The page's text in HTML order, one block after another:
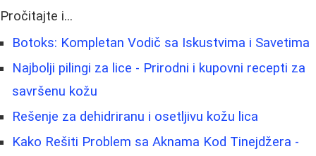
Pročitajte i...
Botoks: Kompletan Vodič sa Iskustvima i Savetima
Najbolji pilingi za lice - Prirodni i kupovni recepti za
savršenu kožu
Rešenje za dehidriranu i osetljivu kožu lica
Kako Rešiti Problem sa Aknama Kod Tinejdžera -